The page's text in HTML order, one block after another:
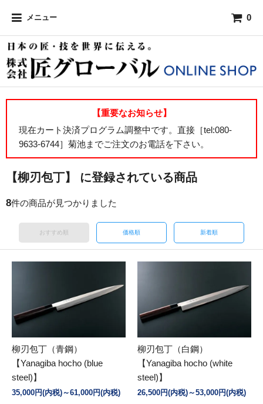
メニュー 0
【重要なお知らせ】
現在カート決済プログラム調整中です。直接［tel:080-
9633-6744］菊池までご注文のお電話を下さい。
【柳刃包丁】 に登録されている商品
8件の商品が見つかりました
おすすめ順 価格順 新着順
柳刃包丁（青鋼）
【Yanagiba hocho (blue
steel)】
35,000円(内税)～61,000円(内税)
柳刃包丁（白鋼）
【Yanagiba hocho (white
steel)】
26,500円(内税)～53,000円(内税)